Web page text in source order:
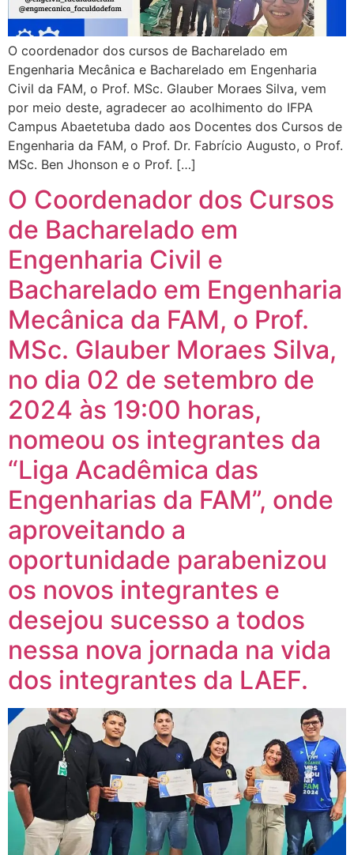
O coordenador dos cursos de Bacharelado em
Engenharia Mecânica e Bacharelado em Engenharia
Civil da FAM, o Prof. MSc. Glauber Moraes Silva, vem
por meio deste, agradecer ao acolhimento do IFPA
Campus Abaetetuba dado aos Docentes dos Cursos de
Engenharia da FAM, o Prof. Dr. Fabrício Augusto, o Prof.
MSc. Ben Jhonson e o Prof. […]
O Coordenador dos Cursos
de Bacharelado em
Engenharia Civil e
Bacharelado em Engenharia
Mecânica da FAM, o Prof.
MSc. Glauber Moraes Silva,
no dia 02 de setembro de
2024 às 19:00 horas,
nomeou os integrantes da
“Liga Acadêmica das
Engenharias da FAM”, onde
aproveitando a
oportunidade parabenizou
os novos integrantes e
desejou sucesso a todos
nessa nova jornada na vida
dos integrantes da LAEF.